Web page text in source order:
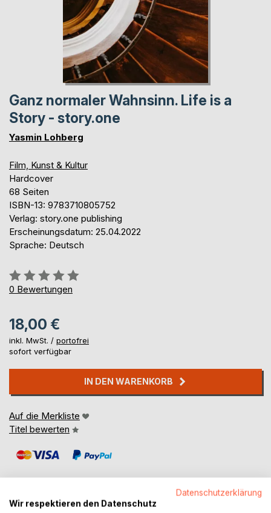
Ganz normaler Wahnsinn. Life is a
Story - story.one
Yasmin Lohberg
Film, Kunst & Kultur
Hardcover
68 Seiten
ISBN-13: 9783710805752
Verlag: story.one publishing
Erscheinungsdatum: 25.04.2022
Sprache: Deutsch
Bewertung::
0%
0 Bewertungen
18,00 €
inkl. MwSt. / portofrei
sofort verfügbar
IN DEN WARENKORB
Auf die Merkliste
Titel bewerten
Datenschutzerklärung
Wir respektieren den Datenschutz